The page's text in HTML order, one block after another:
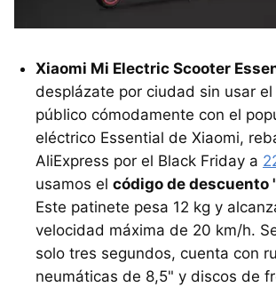
Xiaomi Mi Electric Scooter
desplázate por ciudad sin usar
público cómodamente con el
eléctrico Essential de Xiaomi,
AliExpress por el Black Friday a
usamos el código de descuento
Este patinete pesa 12 kg y
velocidad máxima de 20 km/h.
solo tres segundos, cuenta con
neumáticas de 8,5" y discos de